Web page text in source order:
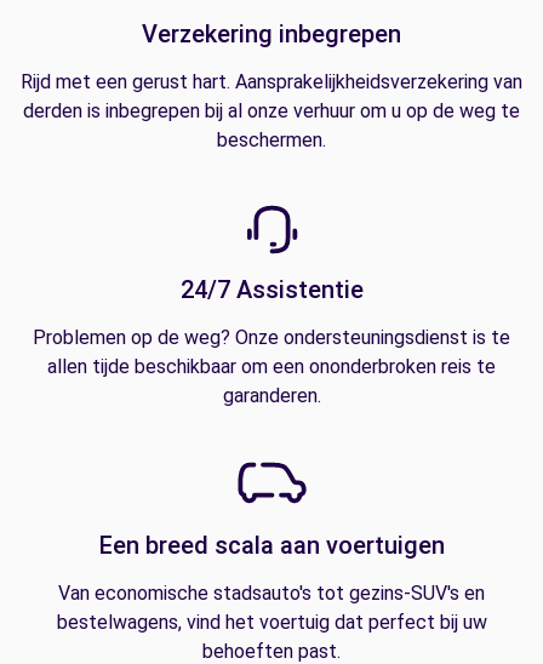
Verzekering inbegrepen
Rijd met een gerust hart. Aansprakelijkheidsverzekering van
derden is inbegrepen bij al onze verhuur om u op de weg te
beschermen.
24/7 Assistentie
Problemen op de weg? Onze ondersteuningsdienst is te
allen tijde beschikbaar om een ononderbroken reis te
garanderen.
Een breed scala aan voertuigen
Van economische stadsauto's tot gezins-SUV's en
bestelwagens, vind het voertuig dat perfect bij uw
behoeften past.